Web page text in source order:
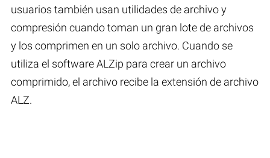
usuarios también usan utilidades de archivo y
compresión cuando toman un gran lote de archivos
y los comprimen en un solo archivo. Cuando se
utiliza el software ALZip para crear un archivo
comprimido, el archivo recibe la extensión de archivo
ALZ.